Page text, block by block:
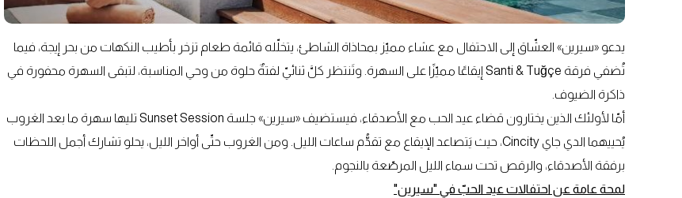
يدعو «سيرين» العشّاق إلى الاحتفال مع عشاء مميّز بمحاذاة الشاطئ، يتخلّله قائمة طعام تزخر بأطيب النكهات من بحر إيجة، فيما
تُضفي فرقة Santi & Tuğçe إيقاعًا مميّزًا على السهرة. وتَنتظر كلَّ ثنائيّ لفتةٌ حلوة من وحي المناسبة، لتبقى السهرة محفورة في
ذاكرة الضيوف.
أمّا لأولئك الذين يختارون قضاء عيد الحب مع الأصدقاء، فيستضيف «سيرين» جلسة Sunset Session تليها سهرة ما بعد الغروب
يُحييهما الدي جاي Cincity، حيث يَتصاعد الإيقاع مع تقدُّم ساعات الليل. ومن الغروب حتّى أواخر الليل، يحلو تشارك أجمل اللحظات
برفقة الأصدقاء، والرقص تحت سماء الليل المرصّعة بالنجوم.
لمحة عامة عن احتفالات عيد الحبّ في "سيرين"